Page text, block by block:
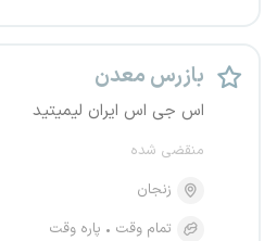
بازرس معدن
اس جی اس ایران لیمیتید
منقضی شده
زنجان
تمام وقت
پاره وقت